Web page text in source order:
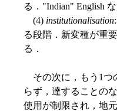
る．"Indian" English
(4) institutionalisation
る段階．新変種が重
る．
その次に，もう1つ
らず，達することの
使用が制限され，地